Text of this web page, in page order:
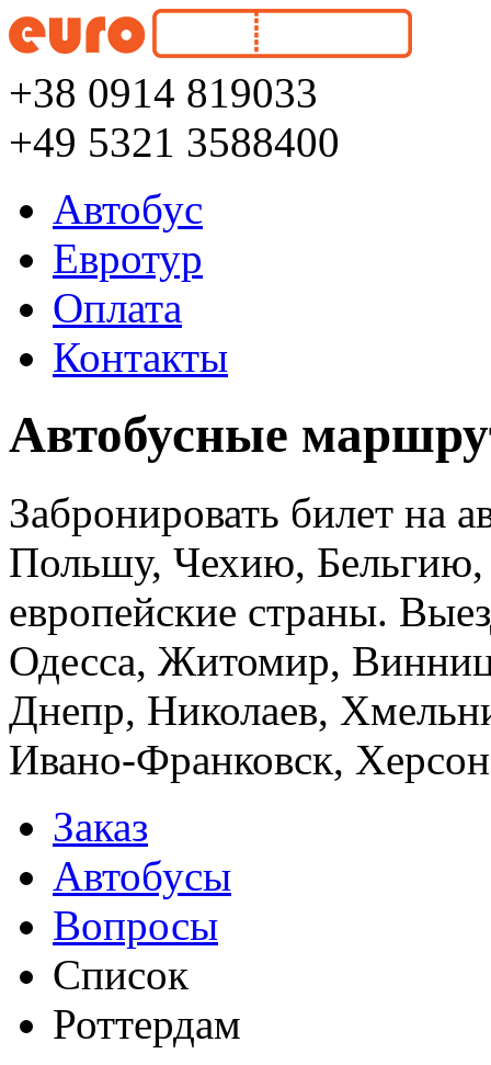
+38 0914 819033
+49 5321 3588400
Автобус
Евротур
Оплата
Контакты
Автобусные
Забронировать билет на
Польшу, Чехию,
европейские страны.
Одесса, Житомир,
Днепр, Николаев,
Ивано-Франковск,
Заказ
Автобусы
Вопросы
Список
Роттердам